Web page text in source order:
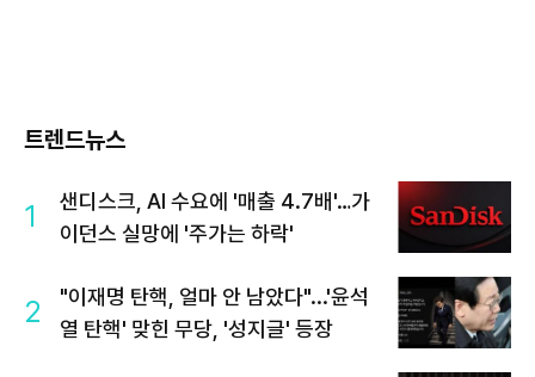
트렌드뉴스
1
샌디스크, AI 수요에 '매출 4.7배'…가
이던스 실망에 '주가는 하락'
2
"이재명 탄핵, 얼마 안 남았다"...'윤석
열 탄핵' 맞힌 무당, '성지글' 등장